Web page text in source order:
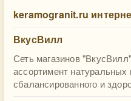
keramogranit.ru
ВкусВилл
Сеть магазинов
ассортимент натуральных
сбалансированного и